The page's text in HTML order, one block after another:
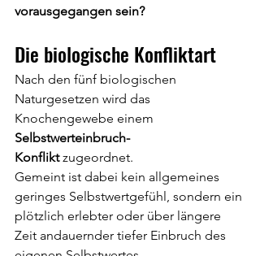
vorausgegangen sein?
Die biologische Konfliktart
Nach den fünf biologischen
Naturgesetzen wird das
Knochengewebe einem
Selbstwerteinbruch-
Konflikt zugeordnet.
Gemeint ist dabei kein allgemeines
geringes Selbstwertgefühl, sondern ein
plötzlich erlebter oder über längere
Zeit andauernder tiefer Einbruch des